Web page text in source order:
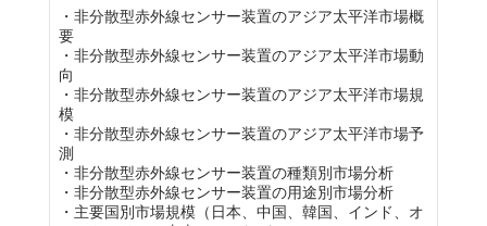
・非分散型赤外線センサー装置のアジア太平洋市場概
要
・非分散型赤外線センサー装置のアジア太平洋市場動
向
・非分散型赤外線センサー装置のアジア太平洋市場規
模
・非分散型赤外線センサー装置のアジア太平洋市場予
測
・非分散型赤外線センサー装置の種類別市場分析
・非分散型赤外線センサー装置の用途別市場分析
・主要国別市場規模（日本、中国、韓国、インド、オ